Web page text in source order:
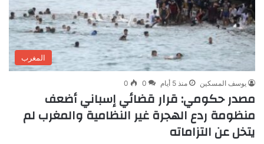
المغرب
يوسف المسكين منذ 5 أيام 0
0
مصدر حكومي: قرار قضائي إسباني أضعف
منظومة ردع الهجرة غير النظامية والمغرب لم
يتخل عن التزاماته